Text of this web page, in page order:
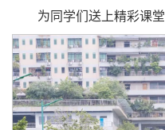
为同学们送上精彩课堂